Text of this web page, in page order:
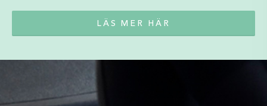
LÄS MER HÄR